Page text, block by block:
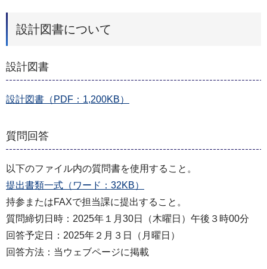
設計図書について
設計図書
設計図書（PDF：1,200KB）
質問回答
以下のファイル内の質問書を使用すること。
提出書類一式（ワード：32KB）
持参またはFAXで担当課に提出すること。
質問締切日時：2025年１月30日（木曜日）午後３時00分
回答予定日：2025年２月３日（月曜日）
回答方法：当ウェブページに掲載